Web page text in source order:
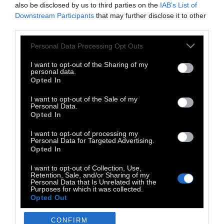
also be disclosed by us to third parties on the IAB’s List of
Downstream Participants that may further disclose it to other
Personal Data Processing Opt Outs
I want to opt-out of the Sharing of my
personal data.
Opted In
I want to opt-out of the Sale of my
Personal Data.
Opted In
I want to opt-out of processing my
Personal Data for Targeted Advertising.
Opted In
I want to opt-out of Collection, Use,
Retention, Sale, and/or Sharing of my
Personal Data that Is Unrelated with the
Purposes for which it was collected.
Opted Out
CONFIRM
επιλέξουν να πιστέψουν πως όλα αυτά δεν
είναι παρά ένα σύνολο από σαχλαμάρες τις
οποίες έβγαλα από το μυαλό μου, όμως σας
διαβεβαιώνω, καμιά γάτα, πόσο μάλλον εγώ,
δεν μπορεί να είναι τόσο ανεύθυνη».
Απόσπασμα από το «Εγώ είμαι μία γάτα» του
Soseki Natsume, μετάφραση Γιάννης
Λειβαδάς (εκδ. Εξάντας). Ο Natsume Sōseki
(9 Φεβρουαρίου 1867 - 9 Δεκεμβρίου 1916),
ήταν Ιάπωνας πεζογράφος. Είναι περισσότερο
γνωστός σε όλο τον κόσμο για τα
μυθιστορήματά του Kokoro, Botchan, I am a
Cat, Kusamakura και το ημιτελές έργο του
Light and Darkness. Ήταν επίσης μελετητής